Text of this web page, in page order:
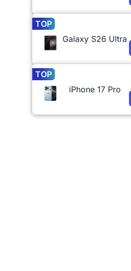
TOP
Galaxy S26 Ultra
TOP
iPhone 17 Pro